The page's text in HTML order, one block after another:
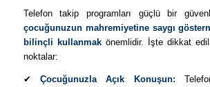
Telefon takip programları güçlü bir
çocuğunuzun mahremiyetine saygı
bilinçli kullanmakönemlidir. İşte dikkat
noktalar:
✔ Çocuğunuzla Açık Konuşun: